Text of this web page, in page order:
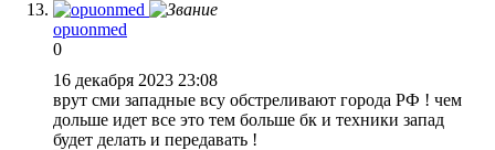
opuonmed
0
16 декабря 2023 23:08
врут сми западные всу обстреливают города РФ ! чем
дольше идет все это тем больше бк и техники запад
будет делать и передавать !